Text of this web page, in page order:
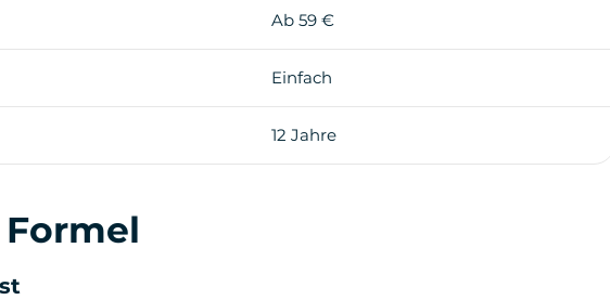
von Antoni Gaudí - La Sagrada Familia, La Casa Batlló und La Casa
Ab 59 €
Einfach
12 Jahre